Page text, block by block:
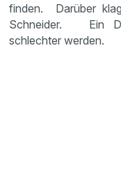
finden. Darüber
Schneider. Ein
schlechter werden.